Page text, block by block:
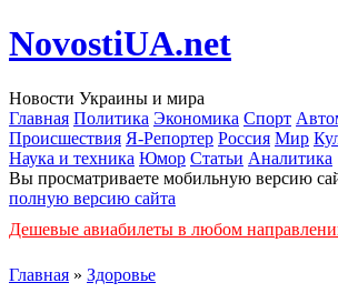
NovostiUA.net
Новости Украины и мира
Главная Политика Экономика Спорт
Происшествия Я-Репортер Россия Мир
Наука и техника Юмор Статьи Аналитика
Вы просматриваете мобильную версию
полную версию сайта
Дешевые авиабилеты в любом
Главная » Здоровье